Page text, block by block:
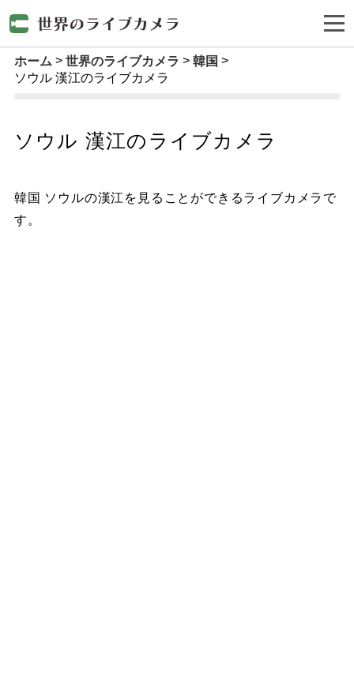
ホーム 世界のライブカメラ
韓国
ソウル 漢江のライブカメラ
ソウル 漢江のライブカメラ
韓国 ソウルの漢江を見ることができるライブカメラで
す。